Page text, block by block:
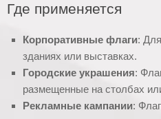
Где применяется
Корпоративные флаги:
зданиях или выставках.
Городские украшения:
размещенные на столбах
Рекламные кампании: